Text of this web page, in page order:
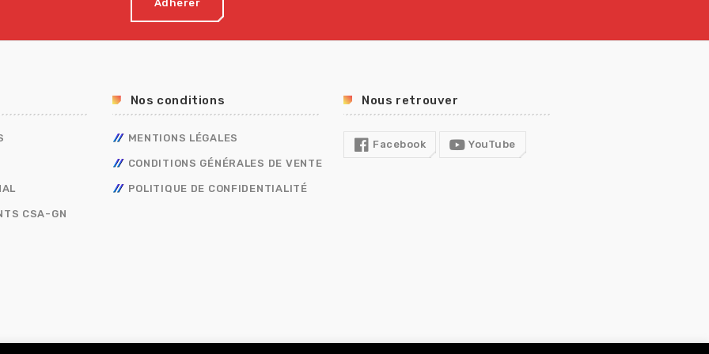
Adhérer
CSA-GN
Nos conditions
MENTIONS LÉGALES
CONDITIONS GÉNÉRALES DE VENTE
POLITIQUE DE CONFIDENTIALITÉ
Nous retrouver
Facebook YouTube